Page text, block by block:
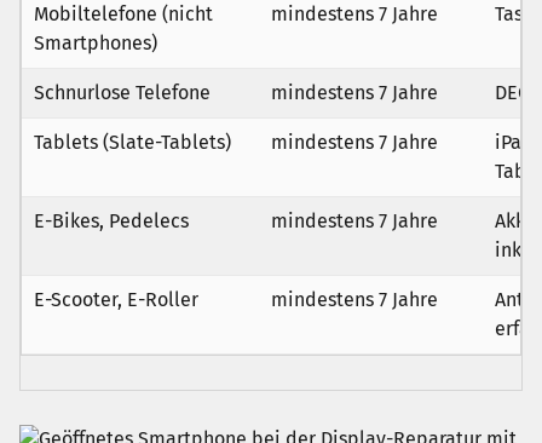
Mobiltelefone (nicht
Smartphones)
mindestens 7 Jahre
Schnurlose Telefone mindestens 7 Jahre
Tablets (Slate-Tablets) mindestens 7 Jahre
E-Bikes, Pedelecs mindestens 7 Jahre
E-Scooter, E-Roller mindestens 7 Jahre